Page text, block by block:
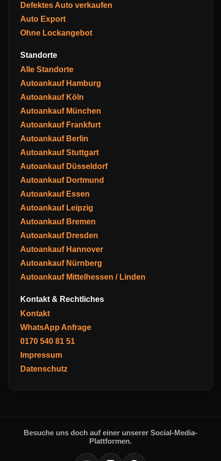
Defektes Auto verkaufen
Auto Export
Ohne Lockangebot
Standorte
Alle Standorte
Autoankauf Hamburg
Autoankauf Köln
Autoankauf München
Autoankauf Frankfurt
Autoankauf Berlin
Autoankauf Stuttgart
Autoankauf Düsseldorf
Autoankauf Dortmund
Autoankauf Essen
Autoankauf Leipzig
Autoankauf Bremen
Autoankauf Dresden
Autoankauf Hannover
Autoankauf Nürnberg
Autoankauf Mittelhessen / Linden
Kontakt & Rechtliches
Kontakt
WhatsApp Anfrage
0170 540 81 51
Impressum
Datenschutz
Besuche uns doch auf einer unserer Social-Media-
Plattformen.